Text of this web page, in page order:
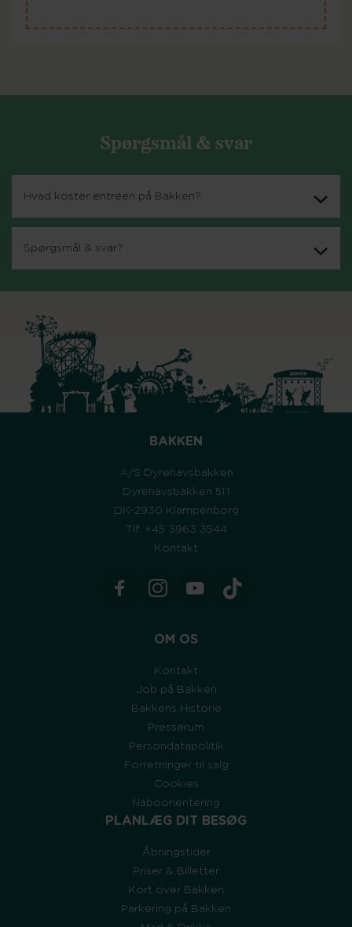
Spørgsmål & svar
Hvad koster entréen på Bakken?
Spørgsmål & svar?
BAKKEN
A/S Dyrehavsbakken
Dyrehavsbakken 51.1
DK-2930 Klampenborg
Tlf. +45 3963 3544
Kontakt
OM OS
Kontakt
Job på Bakken
Bakkens Historie
Presserum
Persondatapolitik
Forretninger til salg
Cookies
Naboorientering
PLANLÆG DIT BESØG
Åbningstider
Priser & Billetter
Kort over Bakken
Parkering på Bakken